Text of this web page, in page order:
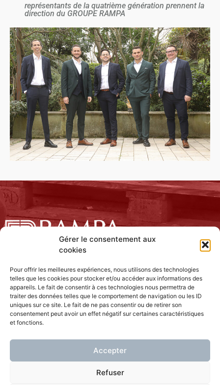
Gérer le consentement aux
cookies
Pour offrir les meilleures expériences, nous utilisons des technologies
telles que les cookies pour stocker et/ou accéder aux informations des
appareils. Le fait de consentir à ces technologies nous permettra de
traiter des données telles que le comportement de navigation ou les ID
uniques sur ce site. Le fait de ne pas consentir ou de retirer son
consentement peut avoir un effet négatif sur certaines caractéristiques
et fonctions.
Accepter
Refuser
représentants de la quatrième génération prennent la
direction du GROUPE RAMPA
NOUS CONTACTER
3 ZI Rhône Vallée Nord
Tel : 04 75 85 90 90 – F : 04 75 85 89 02